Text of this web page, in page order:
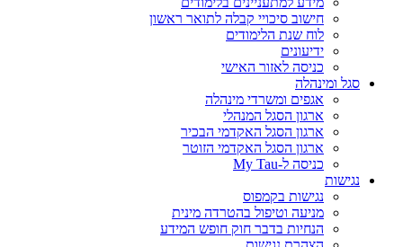
חישוב סיכויי קבלה לתואר ראשון
לוח שנת הלימודים
ידיעונים
כניסה לאזור האישי
סגל ומינהלה
אגפים ומשרדי מינהלה
ארגון הסגל המנהלי
ארגון הסגל האקדמי הבכיר
ארגון הסגל האקדמי הזוטר
כניסה ל-My Tau
נגישות
נגישות בקמפוס
מניעה וטיפול בהטרדה מינית
הנחיות בדבר חוק חופש המידע